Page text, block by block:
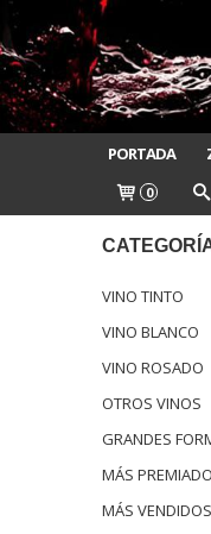
PORTADA
0
VINO TINTO
VINO BLANCO
VINO ROSADO
OTROS VINOS
GRANDES
MÁS
MÁS VENDIDOS